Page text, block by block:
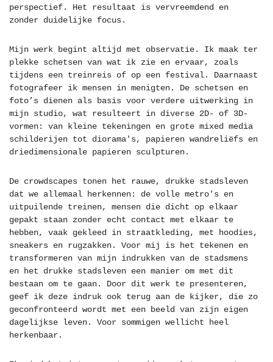
perspectief. Het resultaat is vervreemdend en
zonder duidelijke focus.
Mijn werk begint altijd met observatie. Ik maak ter
plekke schetsen van wat ik zie en ervaar, zoals
tijdens een treinreis of op een festival. Daarnaast
fotografeer ik mensen in menigten. De schetsen en
foto’s dienen als basis voor verdere uitwerking in
mijn studio, wat resulteert in diverse 2D- of 3D-
vormen: van kleine tekeningen en grote mixed media
schilderijen tot diorama's, papieren wandreliëfs en
driedimensionale papieren sculpturen.
De crowdscapes tonen het rauwe, drukke stadsleven
dat we allemaal herkennen: de volle metro's en
uitpuilende treinen, mensen die dicht op elkaar
gepakt staan zonder echt contact met elkaar te
hebben, vaak gekleed in straatkleding, met hoodies,
sneakers en rugzakken. Voor mij is het tekenen en
transformeren van mijn indrukken van de stadsmens
en het drukke stadsleven een manier om met dit
bestaan om te gaan. Door dit werk te presenteren,
geef ik deze indruk ook terug aan de kijker, die zo
geconfronteerd wordt met een beeld van zijn eigen
dagelijkse leven. Voor sommigen wellicht heel
herkenbaar.